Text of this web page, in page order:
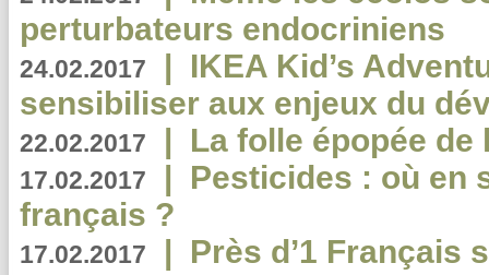
perturbateurs endocriniens
24.02.2017 | IKEA Kid’s
sensibiliser aux enjeux du
22.02.2017 | La folle épopée de
17.02.2017 | Pesticides : où en
français ?
17.02.2017 | Près d’1 Français